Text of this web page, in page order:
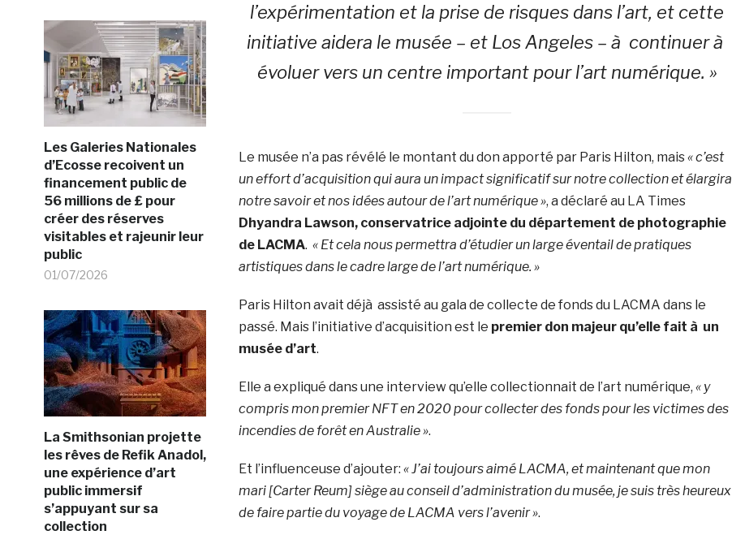
Les Galeries Nationales
d’Ecosse recoivent un
financement public de
56 millions de £ pour
créer des réserves
visitables et rajeunir leur
public
01/07/2026
La Smithsonian projette
les rêves de Refik Anadol,
une expérience d’art
public immersif
s’appuyant sur sa
collection
l’expérimentation et la prise de risques dans l’art, et cette
initiative aidera le musée – et Los Angeles – à continuer à
évoluer vers un centre important pour l’art numérique. »
Le musée n’a pas révélé le montant du don apporté par Paris Hilton, mais« c’est
un effort d’acquisition qui aura un impact significatif sur notre collection et élargira
notre savoir et nos idées autour de l’art numérique », a déclaré au LA Times
Dhyandra Lawson, conservatrice adjointe du département de photographie
de LACMA. « Et cela nous permettra d’étudier un large éventail de pratiques
artistiques dans le cadre large de l’art numérique. »
Paris Hilton avait déjà assisté au gala de collecte de fonds du LACMA dans le
passé. Mais l’initiative d’acquisition est le premier don majeur qu’elle fait à un
musée d’art.
Elle a expliqué dans une interview qu’elle collectionnait de l’art numérique, « y
compris mon premier NFT en 2020 pour collecter des fonds pour les victimes des
incendies de forêt en Australie ».
Et l’influenceuse d’ajouter: « J’ai toujours aimé LACMA, et maintenant que mon
mari [Carter Reum] siège au conseil d’administration du musée, je suis très heureux
de faire partie du voyage de LACMA vers l’avenir ».